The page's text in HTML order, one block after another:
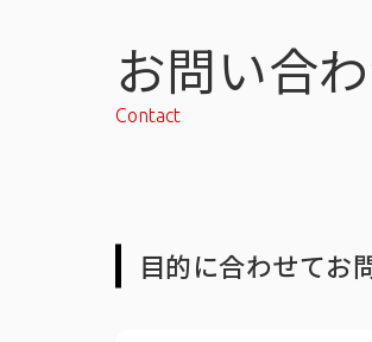
会社概要・
お問い合
Contact
目的に合わせてお